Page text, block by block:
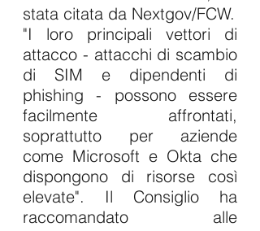
stata citata da Nextgov/FCW.
"I loro principali vettori di
attacco - attacchi di scambio
di SIM e dipendenti di
phishing - possono essere
facilmente affrontati,
soprattutto per aziende
come Microsoft e Okta che
dispongono di risorse così
elevate". Il Consiglio ha
raccomandato alle